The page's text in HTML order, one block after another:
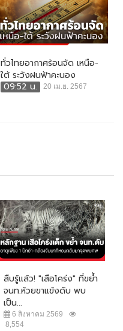
ทั่วไทยอากาศร้อนจัด เหนือ-
ใต้ ระวังฝนฟ้าคะนอง
09:52 น.
20 เม.ย. 2567
สืบรู้แล้ว! "เสือโคร่ง" ที่ขย้ำ
จนท.ห้วยขาแข้งดับ พบ
เป็น...
6 สิงหาคม 2569
8,554